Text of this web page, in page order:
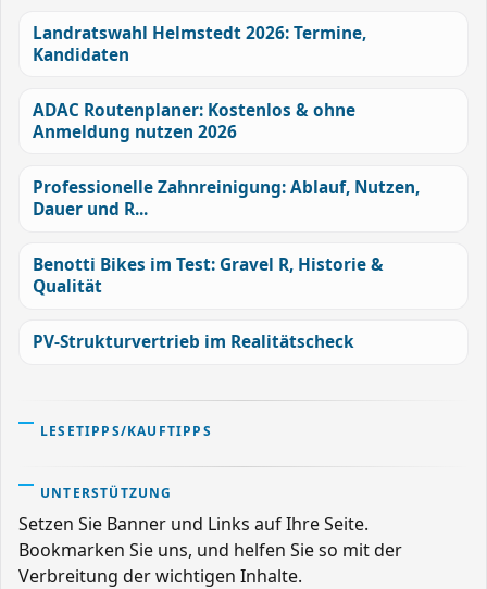
Landratswahl Helmstedt 2026: Termine,
Kandidaten
ADAC Routenplaner: Kostenlos & ohne
Anmeldung nutzen 2026
Professionelle Zahnreinigung: Ablauf, Nutzen,
Dauer und R...
Benotti Bikes im Test: Gravel R, Historie &
Qualität
PV-Strukturvertrieb im Realitätscheck
LESETIPPS/KAUFTIPPS
UNTERSTÜTZUNG
Setzen Sie Banner und Links auf Ihre Seite.
Bookmarken Sie uns, und helfen Sie so mit der
Verbreitung der wichtigen Inhalte.